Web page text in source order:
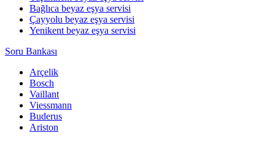
Bağlıca beyaz eşya servisi
Çayyolu beyaz eşya servisi
Yenikent beyaz eşya servisi
Soru Bankası
Arçelik
Bosch
Vaillant
Viessmann
Buderus
Ariston